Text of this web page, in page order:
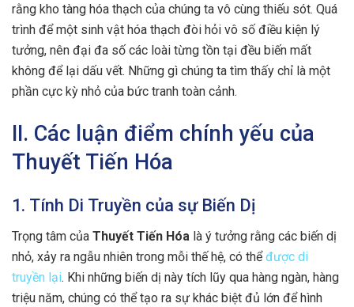
rằng kho tàng hóa thạch của chúng ta vô cùng thiếu sót. Quá
trình để một sinh vật hóa thạch đòi hỏi vô số điều kiện lý
tưởng, nên đại đa số các loài từng tồn tại đều biến mất
không để lại dấu vết. Những gì chúng ta tìm thấy chỉ là một
phần cực kỳ nhỏ của bức tranh toàn cảnh.
II. Các luận điểm chính yếu của
Thuyết Tiến Hóa
1. Tính Di Truyền của sự Biến Dị
Trọng tâm của Thuyết Tiến Hóa là ý tưởng rằng các biến dị
nhỏ, xảy ra ngẫu nhiên trong mỗi thế hệ, có thểđược di
truyền lại. Khi những biến dị này tích lũy qua hàng ngàn, hàng
triệu năm, chúng có thể tạo ra sự khác biệt đủ lớn để hình